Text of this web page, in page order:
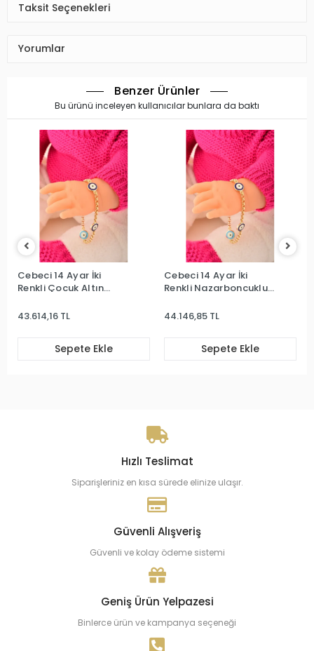
Taksit Seçenekleri
Yorumlar
Benzer Ürünler
Bu ürünü inceleyen kullanıcılar bunlara da baktı
Cebeci 14 Ayar İki
Renkli Çocuk Altın
43.614,16 TL
Sepete Ekle
Cebeci 14 Ayar İki
Renkli Nazarboncuklu
44.146,85 TL
Sepete Ekle
Hızlı Teslimat
Siparişleriniz en kısa sürede elinize ulaşır.
Güvenli Alışveriş
Güvenli ve kolay ödeme sistemi
Geniş Ürün Yelpazesi
Binlerce ürün ve kampanya seçeneği